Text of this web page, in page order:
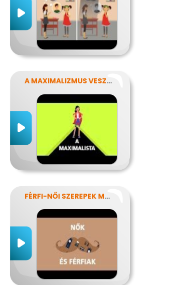
A MAXIMALIZMUS VESZÉLYEI
FÉRFI-NŐI SZEREPEK MODERN SZEMMEL